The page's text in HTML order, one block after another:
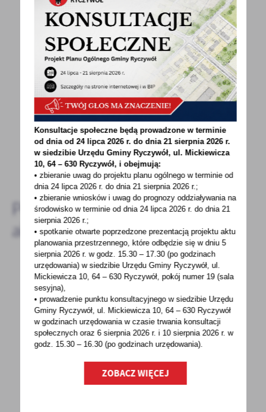
POWRÓT UDOSTĘPNIJ
POPRZEDNI NASTĘPNY
Spodobała Ci się informacja? Zostaw nam swoją opinię
- to dla Ciebie staramy się być najlepsi, a Twoje zdanie
bardzo nam w tym pomoże!
DODAJ KOMENTARZ
Pozostałe
aktualności
03 - 11 - 2021
INFORMACJA O WYŁOŻENIU DO PUBLICZNEGO
WGLĄDU PROJEKTU MPZP
Wójt Gminy Ryczywół informuje o wyłożeniu do
Konsultacje społeczne będą prowadzone w terminie
od dnia od 24 lipca 2026 r. do dnia 21 sierpnia 2026 r.
w siedzibie Urzędu Gminy Ryczywół, ul. Mickiewicza
10, 64 – 630 Ryczywół, i obejmują:
• zbieranie uwag do projektu planu ogólnego w terminie od
dnia 24 lipca 2026 r. do dnia 21 sierpnia 2026 r.;
• zbieranie wniosków i uwag do prognozy oddziaływania na
środowisko w terminie od dnia 24 lipca 2026 r. do dnia 21
sierpnia 2026 r.;
• spotkanie otwarte poprzedzone prezentacją projektu aktu
planowania przestrzennego, które odbędzie się w dniu 5
sierpnia 2026 r.w godz. 15.30 – 17.30 (po godzinach
urzędowania) w siedzibie Urzędu Gminy Ryczywół, ul.
Mickiewicza 10, 64 – 630 Ryczywół, pokójnumer 19 (sala
sesyjna),
• prowadzenie punktu konsultacyjnego w siedzibie Urzędu
Gminy Ryczywół, ul. Mickiewicza 10, 64 – 630 Ryczywół
w godzinachurzędowania w czasie trwania konsultacji
społecznych oraz 6 sierpnia 2026 r. i 10 sierpnia 2026 r. w
godz. 15.30 – 16.30 (po godzinachurzędowania).
ZOBACZ WIĘCEJ